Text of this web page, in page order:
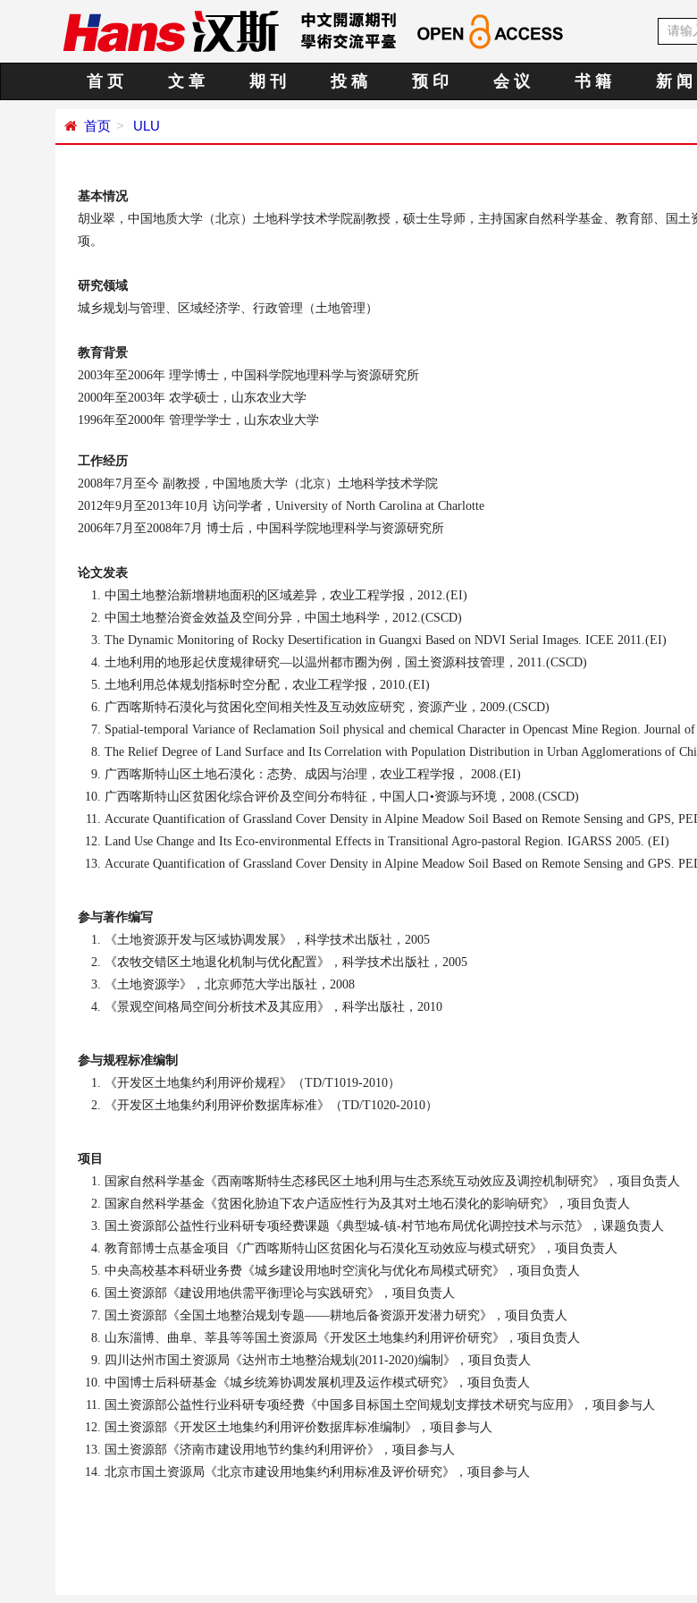
首 页 文 章 期 刊 投 稿 预 印 会 议 书 籍 新 闻
首页 ULU
基本情况
胡业翠，中国地质大学（北京）土地科学技术学院副教授，硕士生导师，主持国家自然科学基金、教育部、国
项。
研究领域
城乡规划与管理、区域经济学、行政管理（土地管理）
教育背景
2003年至2006年 理学博士，中国科学院地理科学与资源研究所
2000年至2003年 农学硕士，山东农业大学
1996年至2000年 管理学学士，山东农业大学
工作经历
2008年7月至今 副教授，中国地质大学（北京）土地科学技术学院
2012年9月至2013年10月 访问学者， University of North Carolina at Charlotte
2006年7月至2008年7月 博士后，中国科学院地理科学与资源研究所
论文发表
中国土地整治新增耕地面积的区域差异，农业工程学报， 2012.(EI)
中国土地整治资金效益及空间分异，中国土地科学， 2012.(CSCD)
The Dynamic Monitoring of Rocky Desertification in Guangxi Based on NDVI Serial Images. ICEE 2011.(EI)
土地利用的地形起伏度规律研究—以温州都市圈为例，国土资源科技管理， 2011.(CSCD)
土地利用总体规划指标时空分配，农业工程学报， 2010.(EI)
广西喀斯特石漠化与贫困化空间相关性及互动效应研究，资源产业， 2009.(CSCD)
Spatial-temporal Variance of Reclamation Soil physical and chemical Character in Opencast Mine Region. Journal
The Relief Degree of Land Surface and Its Correlation with Population Distribution in Urban Agglomerations of
广西喀斯特山区土地石漠化：态势、成因与治理，农业工程学报，
2008.(EI)
广西喀斯特山区贫困化综合评价及空间分布特征，中国人口•资源与环境， 2008.(CSCD)
Accurate Quantification of Grassland Cover Density in Alpine Meadow Soil Based on Remote Sensing and GPS,
Land Use Change and Its Eco-environmental Effects in Transitional Agro-pastoral Region. IGARSS 2005. (EI)
Accurate Quantification of Grassland Cover Density in Alpine Meadow Soil Based on Remote Sensing and GPS.
参与著作编写
《土地资源开发与区域协调发展》，科学技术出版社， 2005
《农牧交错区土地退化机制与优化配置》，科学技术出版社， 2005
《土地资源学》，北京师范大学出版社， 2008
《景观空间格局空间分析技术及其应用》，科学出版社， 2010
参与规程标准编制
《开发区土地集约利用评价规程》（TD/T1019-2010）
《开发区土地集约利用评价数据库标准》（TD/T1020-2010）
项目
国家自然科学基金《西南喀斯特生态移民区土地利用与生态系统互动效应及调控机制研究》，项目负责人
国家自然科学基金《贫困化胁迫下农户适应性行为及其对土地石漠化的影响研究》，项目负责人
国土资源部公益性行业科研专项经费课题《典型城-镇-村节地布局优化调控技术与示范》，课题负责人
教育部博士点基金项目《广西喀斯特山区贫困化与石漠化互动效应与模式研究》，项目负责人
中央高校基本科研业务费《城乡建设用地时空演化与优化布局模式研究》，项目负责人
国土资源部《建设用地供需平衡理论与实践研究》，项目负责人
国土资源部《全国土地整治规划专题——耕地后备资源开发潜力研究》，项目负责人
山东淄博、曲阜、莘县等等国土资源局《开发区土地集约利用评价研究》，项目负责人
四川达州市国土资源局《达州市土地整治规划 (2011-2020)编制》，项目负责人
中国博士后科研基金《城乡统筹协调发展机理及运作模式研究》，项目负责人
国土资源部公益性行业科研专项经费《中国多目标国土空间规划支撑技术研究与应用》，项目参与人
国土资源部《开发区土地集约利用评价数据库标准编制》，项目参与人
国土资源部《济南市建设用地节约集约利用评价》，项目参与人
北京市国土资源局《北京市建设用地集约利用标准及评价研究》，项目参与人